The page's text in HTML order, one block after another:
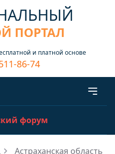
ПОРТАЛ
и платной основе
86-74
форум
Астраханская область